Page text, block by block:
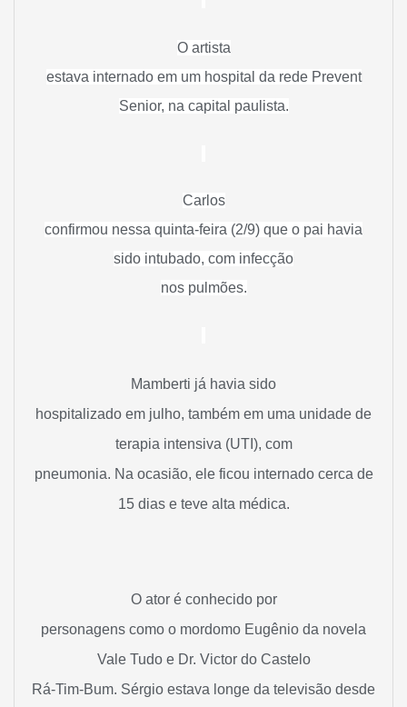
O artista
estava internado em um hospital da rede Prevent
Senior, na capital paulista.
Carlos
confirmou nessa quinta-feira (2/9) que o pai havia
sido intubado, com infecção
nos pulmões.
Mamberti já havia sido
hospitalizado em julho, também em uma unidade de
terapia intensiva (UTI), com
pneumonia. Na ocasião, ele ficou internado cerca de
15 dias e teve alta médica.
O ator é conhecido por
personagens como o mordomo Eugênio da novela
Vale Tudo e Dr. Victor do Castelo
Rá-Tim-Bum. Sérgio estava longe da televisão desde